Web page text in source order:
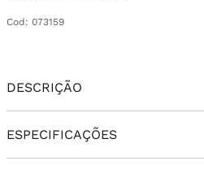
Cod : 073159
DESCRIÇÃO
ESPECIFICAÇÕES